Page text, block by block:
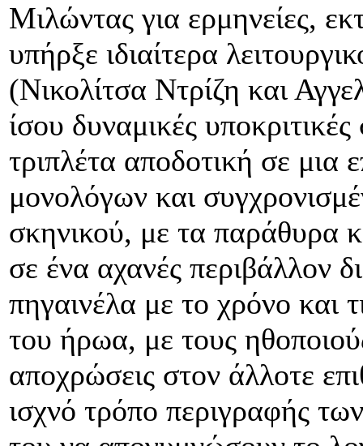
Μιλώντας για ερμηνείες,
υπήρξε ιδιαίτερα
(Νικολίτσα Ντρίζη και
ίσου δυναμικές
τριπλέτα αποδοτική σε μια
μονολόγων και
σκηνικού, με τα παράθυρα
σε ένα αχανές περιβάλλον
πηγαινέλα με το χρόνο και
του ήρωα, με τους
αποχρώσεις στον άλλοτε
ισχνό τρόπο περιγραφής